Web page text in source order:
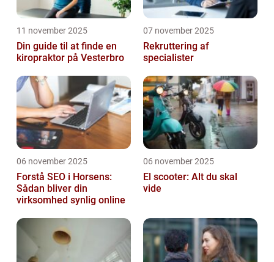
11 november 2025
Din guide til at finde en
kiropraktor på Vesterbro
07 november 2025
Rekruttering af
specialister
06 november 2025
Forstå SEO i Horsens:
Sådan bliver din
virksomhed synlig online
06 november 2025
El scooter: Alt du skal
vide